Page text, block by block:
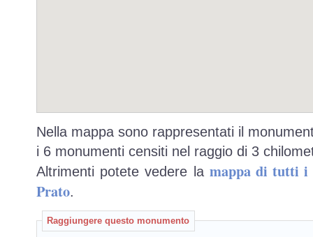
Nella mappa sono rappresentati il
i 6 monumenti censiti nel raggio di 3
Altrimenti potete vedere la mappa di tutti i
Prato.
Raggiungere questo monumento